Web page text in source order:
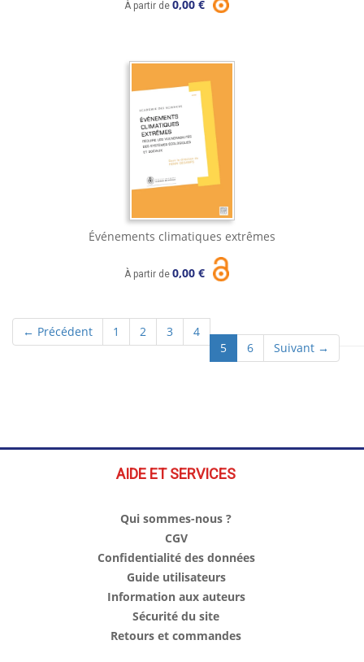
À partir de 0,00 €
Événements climatiques extrêmes
À partir de 0,00 €
← Précédent 1 2 3
4
5(current)
6 Suivant →
AIDE ET SERVICES
Qui sommes-nous ?
CGV
Confidentialité des données
Guide utilisateurs
Information aux auteurs
Sécurité du site
Retours et commandes